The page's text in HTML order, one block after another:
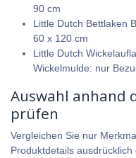
90 cm
Little Dutch Bettlaken
60 x 120 cm
Little Dutch
Wickelmulde: nur
Auswahl anhand
prüfen
Vergleichen Sie nur
Produktdetails